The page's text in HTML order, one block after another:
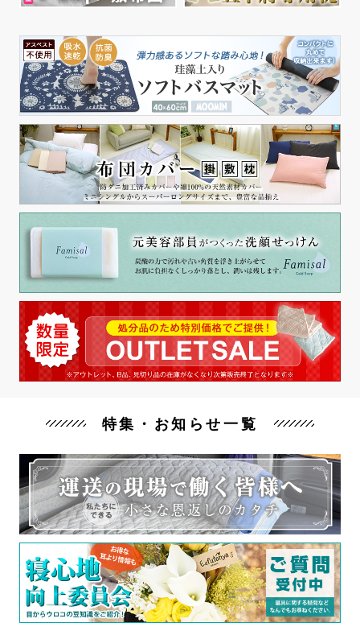
特集・お知らせ一覧